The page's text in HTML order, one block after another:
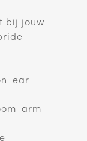
bij jouw
ear
arm